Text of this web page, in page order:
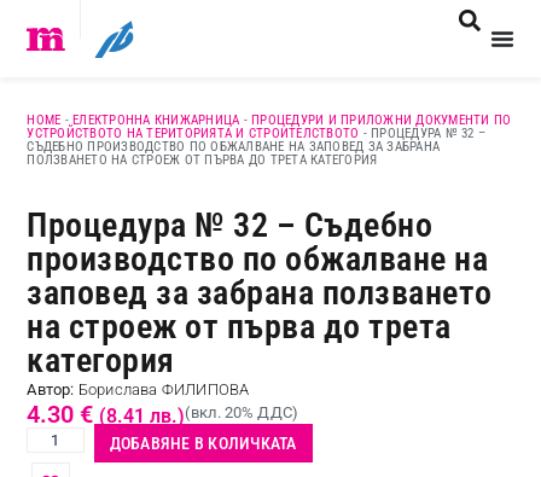
HOME -ЕЛЕКТРОННА КНИЖАРНИЦА -ПРОЦЕДУРИ И ПРИЛОЖНИ ДОКУМЕНТИ ПО
УСТРОЙСТВОТО НА ТЕРИТОРИЯТА И СТРОИТЕЛСТВОТО - ПРОЦЕДУРА № 32 –
СЪДЕБНО ПРОИЗВОДСТВО ПО ОБЖАЛВАНЕ НА ЗАПОВЕД ЗА ЗАБРАНА
ПОЛЗВАНЕТО НА СТРОЕЖ ОТ ПЪРВА ДО ТРЕТА КАТЕГОРИЯ
Процедура № 32 – Съдебно
производство по обжалване на
заповед за забрана ползването
на строеж от първа до трета
категория
Автор: Борислава ФИЛИПОВА
4.30€ (8.41 лв.)(вкл. 20% ДДС)
ДОБАВЯНЕ В КОЛИЧКАТА